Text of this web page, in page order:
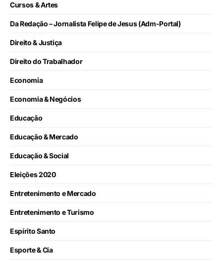
Cursos & Artes
Da Redação – Jornalista Felipe de Jesus (Adm-Portal)
Direito & Justiça
Direito do Trabalhador
Economia
Economia & Negócios
Educação
Educação & Mercado
Educação & Social
Eleições 2020
Entretenimento e Mercado
Entretenimento e Turismo
Espírito Santo
Esporte & Cia